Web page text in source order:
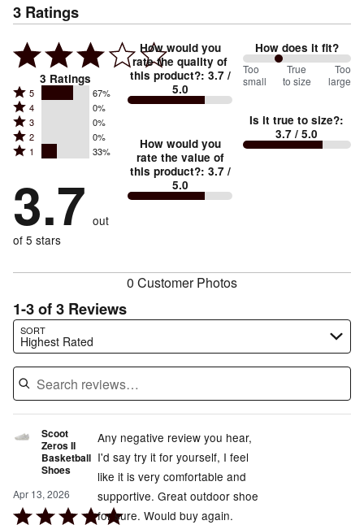
3 Ratings
3 Ratings
Rated
5
stars
by
of
reviewers
5 67%
Rated
4
stars
by
of
reviewers
4 0%
Rated
3
stars
0%
of
reviewers
3 0%
Rated
2
by
0%
of
reviewers
2 0%
Rated
stars
by
33%
of
1 33%
3.7 out
of 5 stars
How would you
rate the quality of
this product?: 3.7/
5.0
How would you
rate the value of
this product?: 3.7/
5.0
How does it fit?
67%
between
small
and
Too
small
True
to size
Too
large
Is it true to size?:
3.7 / 5.0
0 Customer Photos
1-3 of 3 Reviews
SORT
Highest Rated
Search reviews…
Scoot
Zeros II
Basketball
Shoes
Apr 13, 2026
Rated
Any negative review you hear,
I'd say try it for yourself, I feel
like it is very comfortable and
supportive. Great outdoor shoe
for sure. Would buy again.